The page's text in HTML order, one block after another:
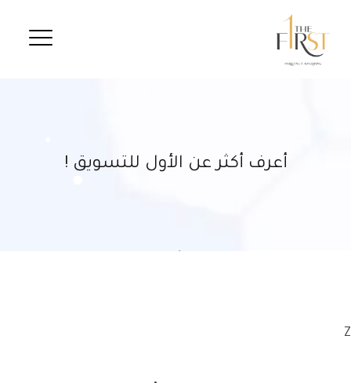
أعرف أكثر عن الأول للتسويق !
Z